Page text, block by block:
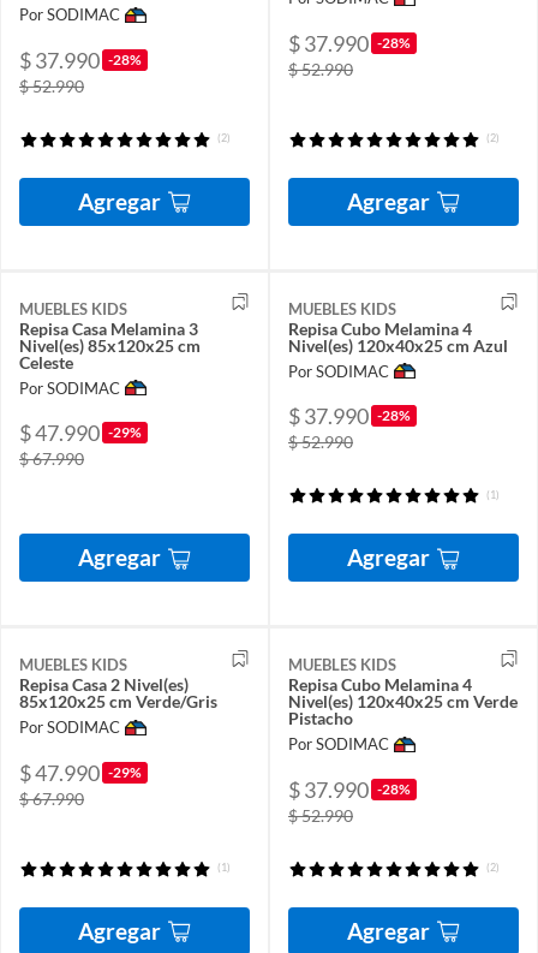
Por SODIMAC
$ 37.990 -28%
$ 52.990
(2)
Agregar
$ 37.990 -28%
$ 52.990
(2)
Agregar
MUEBLES KIDS
Repisa Casa Melamina 3
Nivel(es) 85x120x25 cm
Celeste
Por SODIMAC
$ 47.990 -29%
$ 67.990
Agregar
MUEBLES KIDS
Repisa Cubo Melamina 4
Nivel(es) 120x40x25 cm Azul
Por SODIMAC
$ 37.990 -28%
$ 52.990
(1)
Agregar
MUEBLES KIDS
Repisa Casa 2 Nivel(es)
85x120x25 cm Verde/Gris
Por SODIMAC
$ 47.990 -29%
$ 67.990
(1)
Agregar
MUEBLES KIDS
Repisa Cubo Melamina 4
Nivel(es) 120x40x25 cm Verde
Pistacho
Por SODIMAC
$ 37.990 -28%
$ 52.990
(2)
Agregar